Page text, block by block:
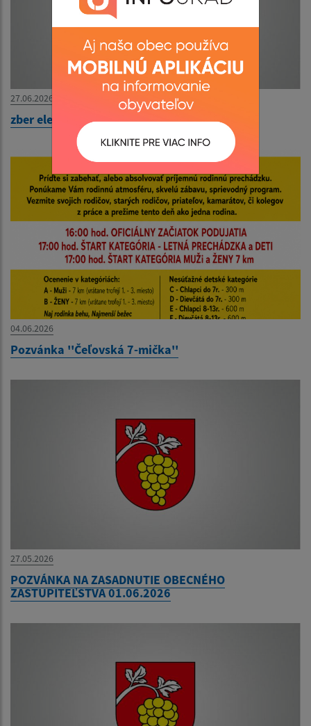
27.06.2026
zber elektroodpadu
04.06.2026
Pozvánka ''Čeľovská 7-mička''
27.05.2026
POZVÁNKA NA ZASADNUTIE OBECNÉHO
ZASTUPITEĽSTVA 01.06.2026